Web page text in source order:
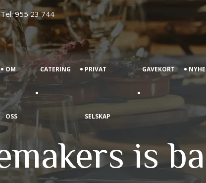
955 23 744
OM
OSS
CATERING PRIVAT
SELSKAP
GAVEKORT
is